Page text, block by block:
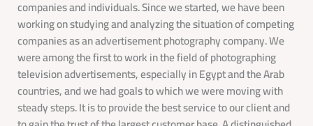
companies and individuals. Since we started, we have been
working on studying and analyzing the situation of competing
companies as an advertisement photography company. We
were among the first to work in the field of photographing
television advertisements, especially in Egypt and the Arab
countries, and we had goals to which we were moving with
steady steps. It is to provide the best service to our client and